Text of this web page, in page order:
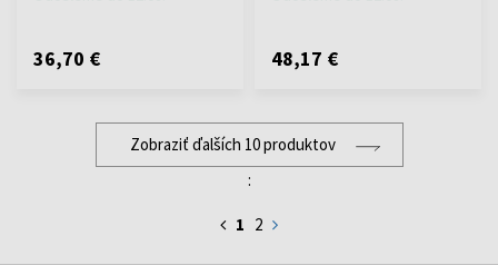
36,70 € 48,17 €
Zobraziť ďalších 10 produktov
:
1 2